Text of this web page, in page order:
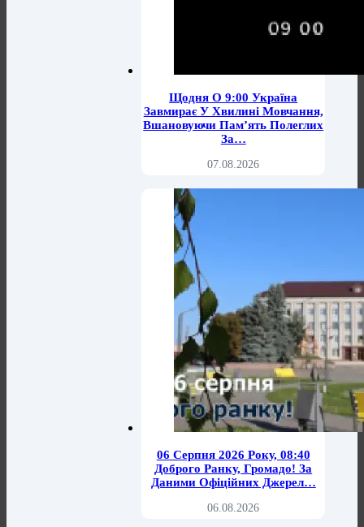
Щодня О 9:00 Україна
Завмирає У Хвилині Мовчання,
Вшановуючи Пам’ять Полеглих
За…
07.08.2026
06 Серпня 2026 Року, 08:40
Доброго Ранку, Громадо! За
Даними Офіційних Джерел…
06.08.2026